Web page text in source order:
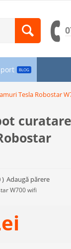
BLOG
Tesla Robostar
curatare
) Adaugă părere
W700 wifi